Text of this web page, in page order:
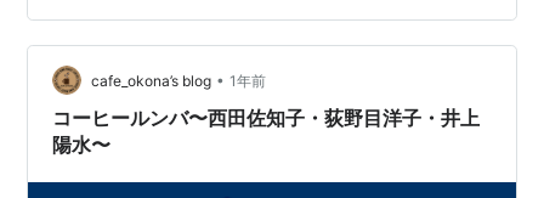
レクターの岡本（岡田眞澄）に歌手としての才能はない
と追い返されてしまう。社長から新しいタレントを発見
しないとクビにすると言われた岡本は、新しい歌手の発
掘に奔走するのだが……。 意図したわけではないのだけ
れど、またしても音楽を題材とした映画を観…
cafe_okona’s blog • 1年前
コーヒールンバ〜西田佐知子・荻野目洋子・井上
陽水〜